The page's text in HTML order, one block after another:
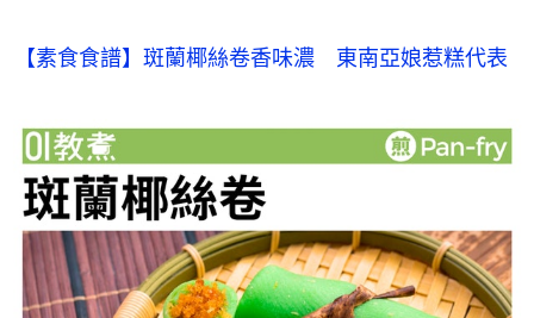
【素食食譜】斑蘭椰絲卷香味濃　東南亞娘惹糕代表